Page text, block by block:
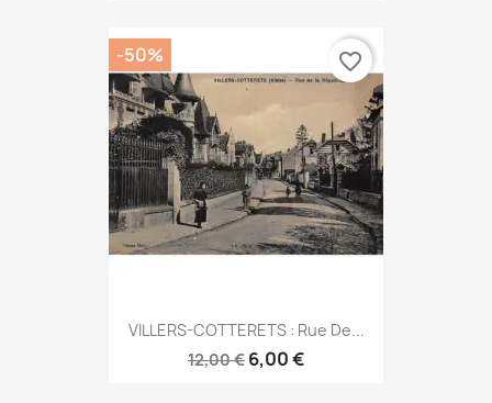
VILLERS-COTTERETS : Rue De...
12,00 € 6,00 €
-50% favorite_border